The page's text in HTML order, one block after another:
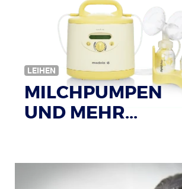
LEIHEN
MILCHPUMPEN
UND MEHR...